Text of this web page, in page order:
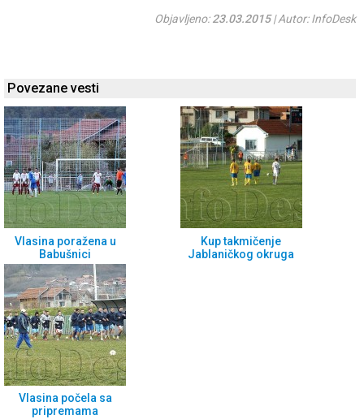
Objavljeno:23.03.2015| Autor: InfoDesk
Povezane vesti
Vlasina poražena u
Babušnici
Kup takmičenje
Jablaničkog okruga
Vlasina počela sa
pripremama